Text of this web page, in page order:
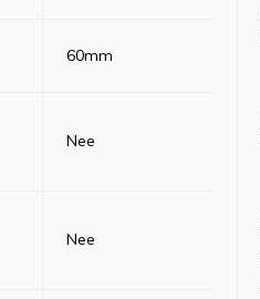
60mm
Nee
Nee